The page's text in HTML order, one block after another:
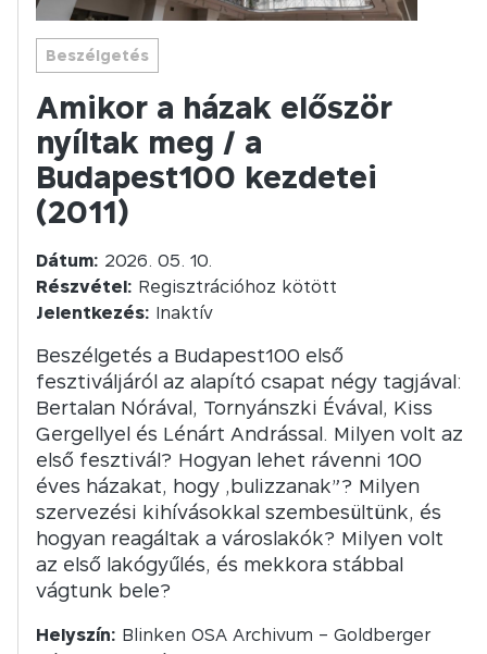
Beszélgetés
Amikor a házak először
nyíltak meg / a
Budapest100 kezdetei
(2011)
Dátum: 2026. 05. 10.
Részvétel: Regisztrációhoz kötött
Jelentkezés: Inaktív
Beszélgetés a Budapest100 első
fesztiváljáról az alapító csapat négy tagjával:
Bertalan Nórával, Tornyánszki Évával, Kiss
Gergellyel és Lénárt Andrással. Milyen volt az
első fesztivál? Hogyan lehet rávenni 100
éves házakat, hogy „bulizzanak”? Milyen
szervezési kihívásokkal szembesültünk, és
hogyan reagáltak a városlakók? Milyen volt
az első lakógyűlés, és mekkora stábbal
vágtunk bele?
Helyszín: Blinken OSA Archivum – Goldberger